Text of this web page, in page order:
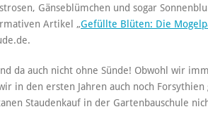
Gänseblümchen und sogar
Artikel „Gefüllte Blüten: Die
da auch nicht ohne Sünde! Obwohl wir
in den ersten Jahren auch noch
Staudenkauf in der Gartenbauschule